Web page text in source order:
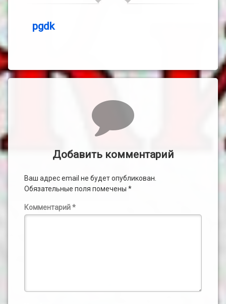
pgdk
Добавить комментарий
Ваш адрес email не будет опубликован.
Обязательные поля помечены *
Комментарий*